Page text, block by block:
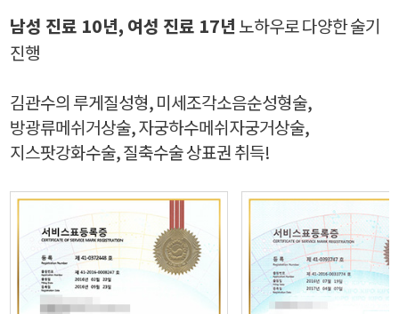
남성 진료 10년, 여성 진료 17년노하우로 다양한 술기
진행
김관수의 루게질성형, 미세조각소음순성형술,
방광류메쉬거상술, 자궁하수메쉬자궁거상술,
지스팟강화수술, 질축수술 상표권 취득!